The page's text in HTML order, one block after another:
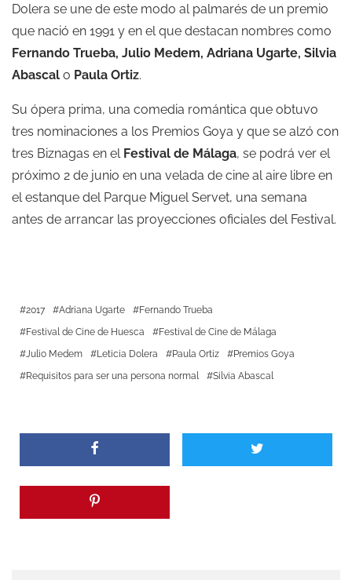
Dolera se une de este modo al palmarés de un premio
que nació en 1991 y en el que destacan nombres como
Fernando Trueba, Julio Medem, Adriana Ugarte, Silvia
Abascal o Paula Ortiz.
Su ópera prima, una comedia romántica que obtuvo
tres nominaciones a los Premios Goya y que se alzó con
tres Biznagas en el Festival de Málaga, se podrá ver el
próximo 2 de junio en una velada de cine al aire libre en
el estanque del Parque Miguel Servet, una semana
antes de arrancar las proyecciones oficiales del Festival.
2017 Adriana Ugarte
Fernando Trueba
Festival de Cine de Huesca
Festival de Cine de Málaga
Julio Medem
Leticia Dolera Paula Ortiz
Premios Goya
Requisitos para ser una persona normal
Silvia Abascal